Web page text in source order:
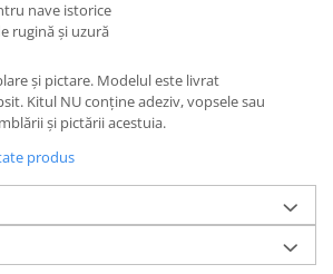
de vopsele
nave istorice
rugină și uzură
și pictare. Modelul este livrat
Kitul NU conține adeziv, vopsele sau
și pictării acestuia.
produs